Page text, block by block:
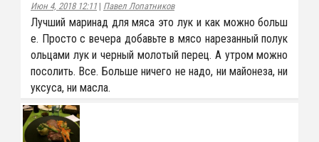
Июн 4, 2018 12:11 | Павел Лопатников
Лучший маринад для мяса это лук и как можно больш
е. Просто с вечера добавьте в мясо нарезанный полук
ольцами лук и черный молотый перец. А утром можно
посолить. Все. Больше ничего не надо, ни майонеза, ни
уксуса, ни масла.